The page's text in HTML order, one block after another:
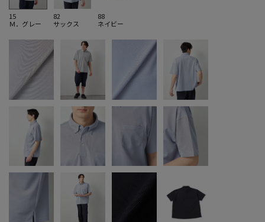
15
Ｍ．グレー
82
サックス
88
ネイビー